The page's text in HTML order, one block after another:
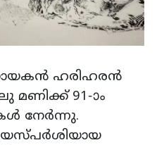
ഹരിഹരൻ
91-ാം
നേർന്നു.